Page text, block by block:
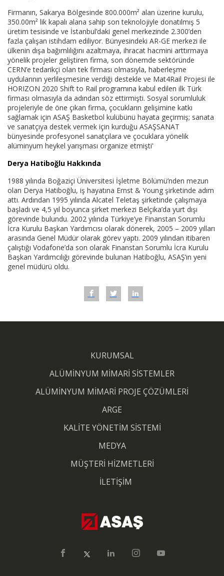
Firmanın, Sakarya Bölgesinde 800.000m² alan üzerine kurulu,
350.00m² lik kapalı alana sahip son teknolojiyle donatılmış 5
üretim tesisinde ve İstanbul’daki genel merkezinde 2.300’den
fazla çalışan istihdam ediliyor. Bünyesindeki AR-GE merkezi ile
ülkenin dışa bağımlılığını azaltmaya, ihracat hacmini arttırmaya
yönelik projeler geliştiren firma, son dönemde sektöründe
CERN’e tedarikçi olan tek firması olmasıyla, haberleşme
uydularının yerlileşmesine verdiği destekle ve Mat4Rail Projesi ile
HORIZON 2020 Shift to Rail programına kabul edilen ilk Türk
firması olmasıyla da adından söz ettirmişti. Sosyal sorumluluk
projeleriyle de öne çıkan firma, çocukların gelişimine katkı
sağlamak için ASAŞ Basketbol kulübünü hayata geçirmiş; sanata
ve sanatçıya destek vermek için kurduğu ASAŞSANAT
bünyesinde profesyonel sanatçılara ve çocuklara yönelik
alüminyum heykel yarışması organize etmişti'
Derya Hatiboğlu Hakkında
1988 yılında Boğaziçi Üniversitesi İşletme Bölümü’nden mezun
olan Derya Hatiboğlu, iş hayatına Ernst & Young şirketinde adım
attı. Ardından 1995 yılında Alcatel Teletaş şirketinde çalışmaya
başladı ve 4,5 yıl boyunca şirket merkezi Belçika’da yurt dışı
görevinde bulundu. 2002 yılında Türkiye’ye Finanstan Sorumlu
İcra Kurulu Başkan Yardımcısı olarak dönerek, 2005 – 2009 yılları
arasında Genel Müdür olarak görev yaptı. 2009 yılından itibaren
çalıştığı Vodafone’da son olarak Finanstan Sorumlu İcra Kurulu
Başkan Yardımcılığı görevinde bulunan Hatiboğlu, ASAŞ’ın yeni
genel müdürü oldu.
KURUMSAL
ALÜMİNYUM MİMARİ SİSTEMLER
ALÜMİNYUM MİMARİ PROJE ÇÖZÜMLERİ
ARGE
KALİTE YÖNETİM SİSTEMİ
MEDYA
MÜŞTERİ HİZMETLERİ
İLETİŞİM